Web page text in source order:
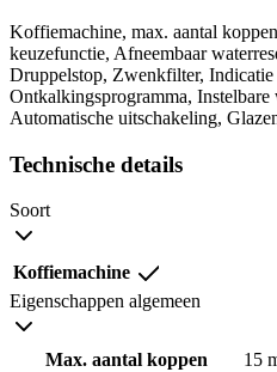
Koffiemachine, max. aantal
keuzefunctie, Afneembaar
Druppelstop, Zwenkfilter, Indicatie
Ontkalkingsprogramma,
Automatische uitschakeling,
Technische details
Soort
Koffiemachine
Eigenschappen algemeen
Max. aantal koppen
15